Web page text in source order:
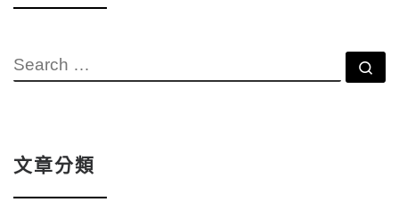
SEARCH
文章分類